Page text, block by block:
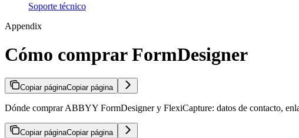
Soporte técnico
Appendix
Cómo comprar FormDesigner
Copiar páginaCopiar página
Dónde comprar ABBYY FormDesigner y FlexiCapture: datos de contacto,
Copiar páginaCopiar página